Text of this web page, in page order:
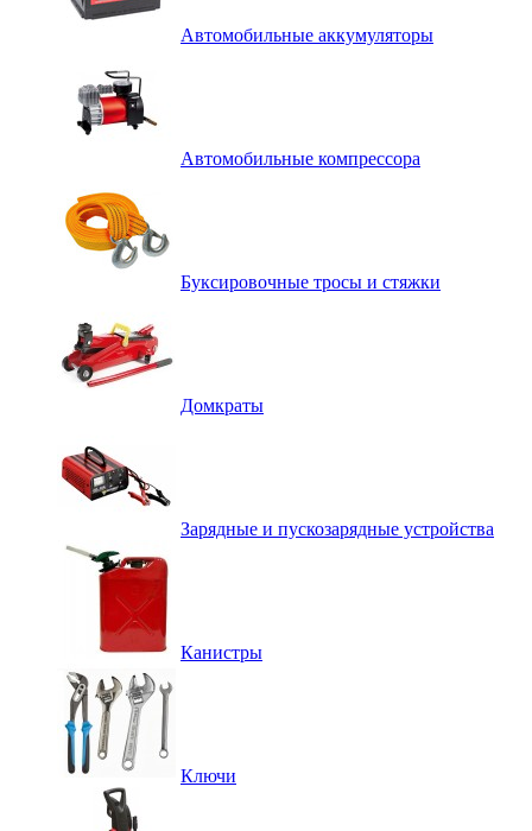
Автомобильные аккумуляторы
Автомобильные компрессора
Буксировочные тросы и стяжки
Домкраты
Зарядные и пускозарядные устройства
Канистры
Ключи